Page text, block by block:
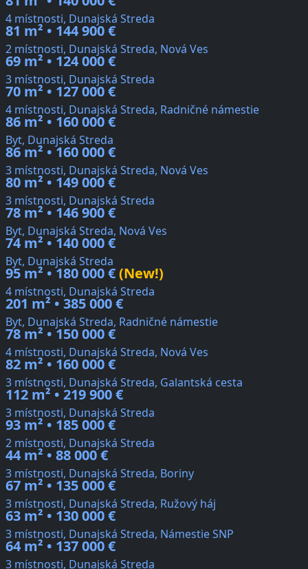
4 místnosti, Dunajská Streda
81 m² • 144 900 €
2 místnosti, Dunajská Streda, Nová Ves
69 m² • 124 000 €
3 místnosti, Dunajská Streda
70 m² • 127 000 €
4 místnosti, Dunajská Streda, Radničné námestie
86 m² • 160 000 €
Byt, Dunajská Streda
86 m² • 160 000 €
3 místnosti, Dunajská Streda, Nová Ves
80 m² • 149 000 €
3 místnosti, Dunajská Streda
78 m² • 146 900 €
Byt, Dunajská Streda, Nová Ves
74 m² • 140 000 €
Byt, Dunajská Streda
95 m² • 180 000 €(New!)
4 místnosti, Dunajská Streda
201 m² • 385 000 €
Byt, Dunajská Streda, Radničné námestie
78 m² • 150 000 €
4 místnosti, Dunajská Streda, Nová Ves
82 m² • 160 000 €
3 místnosti, Dunajská Streda, Galantská cesta
112 m² • 219 900 €
3 místnosti, Dunajská Streda
93 m² • 185 000 €
2 místnosti, Dunajská Streda
44 m² • 88 000 €
3 místnosti, Dunajská Streda, Boriny
67 m² • 135 000 €
3 místnosti, Dunajská Streda, Ružový háj
63 m² • 130 000 €
3 místnosti, Dunajská Streda, Námestie SNP
64 m² • 137 000 €
3 místnosti, Dunajská Streda